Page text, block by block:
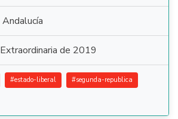
Andalucía
Extraordinaria de 2019
#estado-liberal #segunda-republica